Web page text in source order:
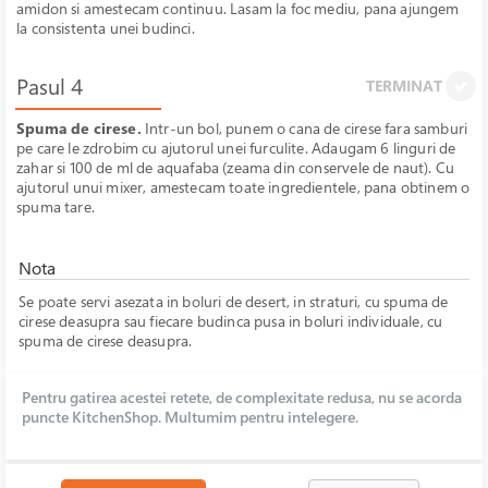
amidon si amestecam continuu. Lasam la foc mediu, pana ajungem
la consistenta unei budinci.
Pasul 4 TERMINAT
Spuma de cirese. Intr-un bol, punem o cana de cirese fara samburi
pe care le zdrobim cu ajutorul unei furculite. Adaugam 6 linguri de
zahar si 100 de ml de aquafaba (zeama din conservele de naut). Cu
ajutorul unui mixer, amestecam toate ingredientele, pana obtinem o
spuma tare.
Nota
Se poate servi asezata in boluri de desert, in straturi, cu spuma de
cirese deasupra sau fiecare budinca pusa in boluri individuale, cu
spuma de cirese deasupra.
Pentru gatirea acestei retete, de complexitate redusa, nu se acorda
puncte KitchenShop. Multumim pentru intelegere.